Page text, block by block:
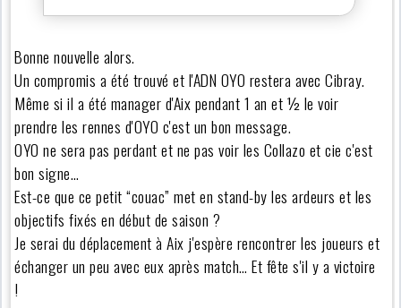
Bonne nouvelle alors.
Un compromis a été trouvé et l'ADN OYO restera avec Cibray.
Même si il a été manager d'Aix pendant 1 an et ½ le voir
prendre les rennes d'OYO c'est un bon message.
OYO ne sera pas perdant et ne pas voir les Collazo et cie c'est
bon signe…
Est-ce que ce petit “couac” met en stand-by les ardeurs et les
objectifs fixés en début de saison ?
Je serai du déplacement à Aix j'espère rencontrer les joueurs et
échanger un peu avec eux après match… Et fête s'il y a victoire
!